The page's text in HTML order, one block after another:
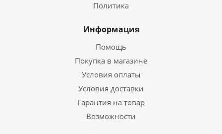
Политика
Информация
Помощь
Покупка в магазине
Условия оплаты
Условия доставки
Гарантия на товар
Возможности